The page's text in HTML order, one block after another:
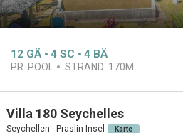
12 GÄ 4 SC 4 BÄ
PR. POOL STRAND: 170M
Villa 180 Seychelles
Seychellen · Praslin-Insel Karte